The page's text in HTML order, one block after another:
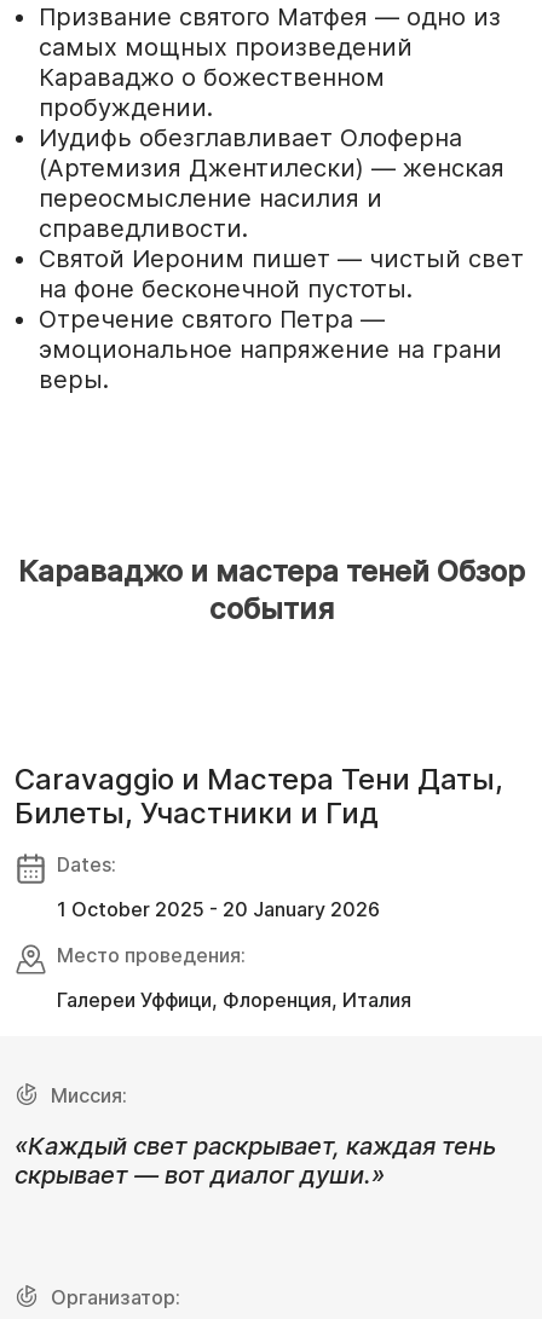
Призвание святого Матфея — одно из
самых мощных произведений
Караваджо о божественном
пробуждении.
Иудифь обезглавливает Олоферна
(Артемизия Джентилески) — женская
переосмысление насилия и
справедливости.
Святой Иероним пишет — чистый свет
на фоне бесконечной пустоты.
Отречение святого Петра —
эмоциональное напряжение на грани
веры.
Караваджо и мастера теней Обзор
события
Caravaggio и Мастера Тени Даты,
Билеты, Участники и Гид
Dates:
1 October 2025 - 20 January 2026
Место проведения:
Галереи Уффици, Флоренция, Италия
Миссия:
«Каждый свет раскрывает, каждая тень
скрывает — вот диалог души.»
Организатор: